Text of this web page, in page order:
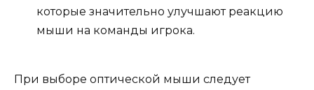
которые значительно улучшают реакцию
мыши на команды игрока.
При выборе оптической мыши следует